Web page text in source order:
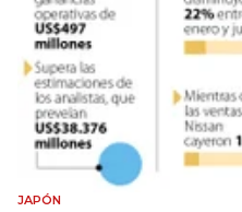
JAPÓN